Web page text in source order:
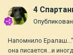
4
Напомнило
она писается...и